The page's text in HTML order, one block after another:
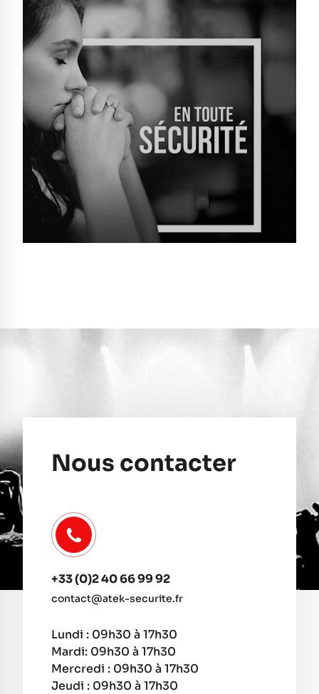
Nous contacter
+33 (0)2 40 66 99 92
contact@atek-securite.fr
Lundi : 09h30 à 17h30
Mardi: 09h30 à 17h30
Mercredi : 09h30 à 17h30
Jeudi : 09h30 à 17h30